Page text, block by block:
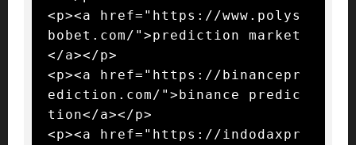
<p><a href="https://www.polys
bobet.com/">prediction market
</a></p>
<p><a href="https://binancepr
ediction.com/">binance predic
tion</a></p>
<p><a href="https://indodaxpr